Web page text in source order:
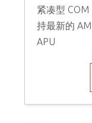
紧凑型
持最新的
APU